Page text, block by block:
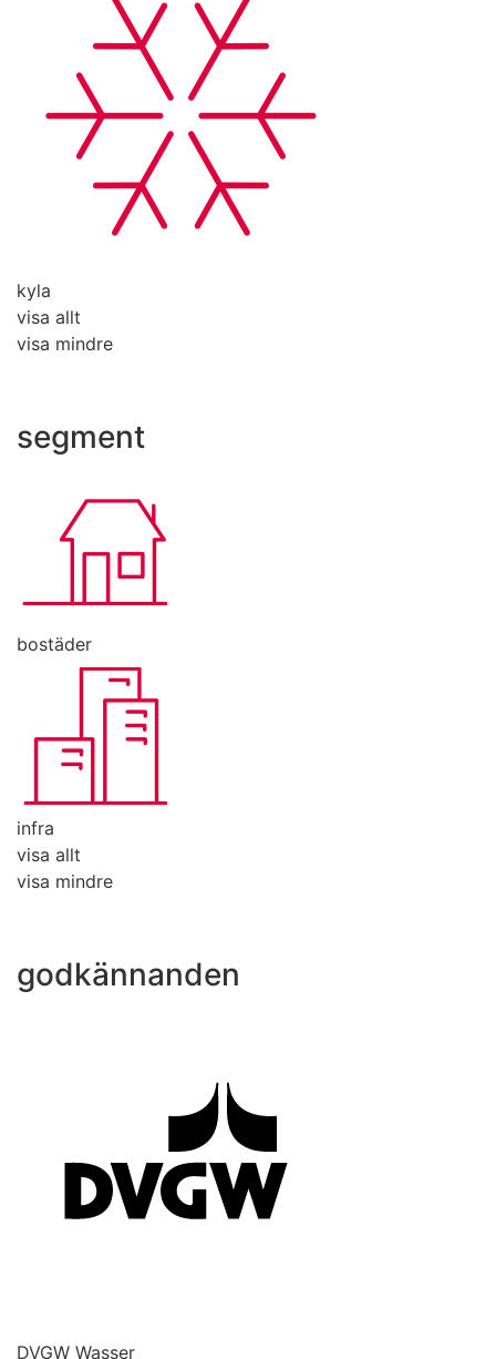
kyla
visa allt
visa mindre
segment
bostäder
infra
visa allt
visa mindre
godkännanden
DVGW Wasser